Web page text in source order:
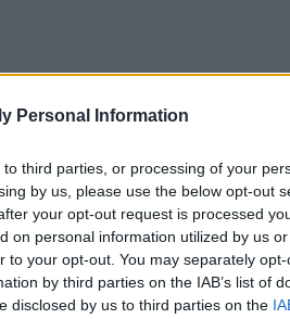
Personal Information
third parties, or processing of your
by us, please use the below opt-out
your opt-out request is processed
on personal information utilized by us
to your opt-out. You may separately
by third parties on the IAB’s list of
disclosed by us to third parties on the
γονείς, που
συνεργασία με τον
η οποία επιχειρεί
προσχολική μέχρι
ενδιαφέροντος,
τα όρια & η
του γονεϊκού ρόλου